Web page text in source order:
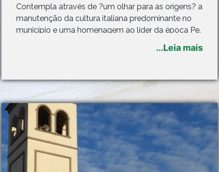
Contempla através de ?um olhar para as origens? a
manutenção da cultura italiana predominante no
município e uma homenagem ao líder da época Pe.
...Leia mais